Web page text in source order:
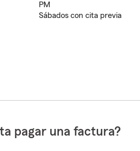
PM
Sábados con cita previa
pagar una factura?